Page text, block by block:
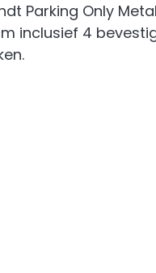
Parking Only
inclusief 4